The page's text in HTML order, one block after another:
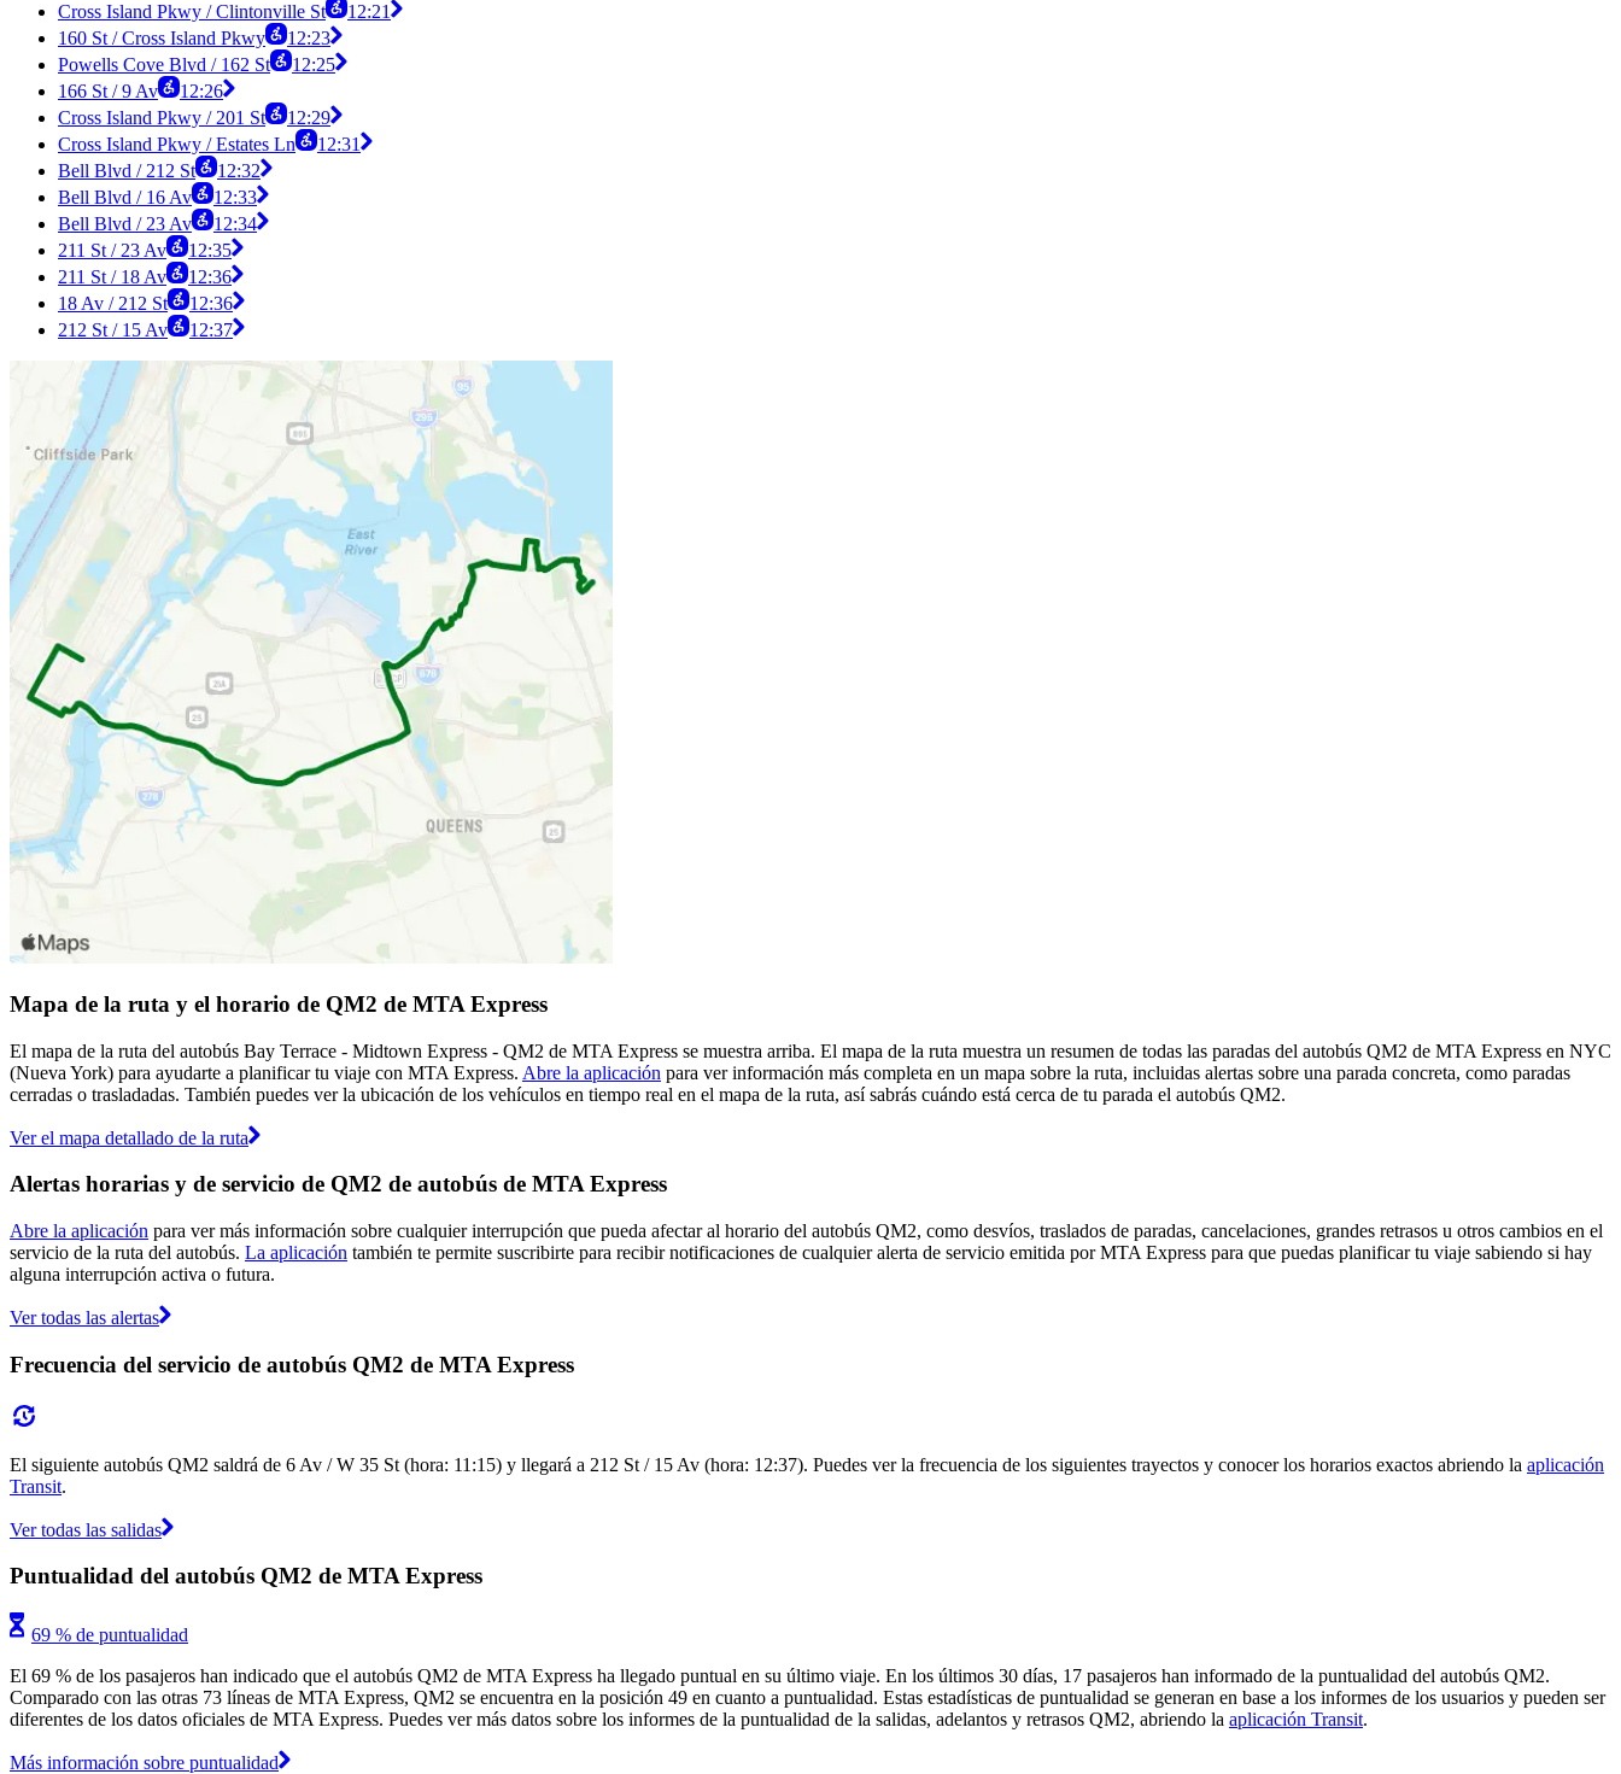
Cross Island Pkwy / Clintonville St
12:21
160 St / Cross Island Pkwy
12:23
Powells Cove Blvd / 162 St
12:25
166 St / 9 Av
12:26
Cross Island Pkwy / 201 St
12:29
Cross Island Pkwy / Estates Ln
12:31
Bell Blvd / 212 St
12:32
Bell Blvd / 16 Av
12:33
Bell Blvd / 23 Av
12:34
211 St / 23 Av
12:35
211 St / 18 Av
12:36
18 Av / 212 St
12:36
212 St / 15 Av
12:37
Mapa de la ruta y el horario de QM2 de MTA Express
El mapa de la ruta del autobús Bay Terrace - Midtown Express - QM2 de MTA Express se muestra arriba. El mapa de la ruta muestra un resumen de todas las paradas del autobús QM2 de MTA Express en NYC
(Nueva York) para ayudarte a planificar tu viaje con MTA Express. Abre la aplicación para ver información más completa en un mapa sobre la ruta, incluidas alertas sobre una parada concreta, como paradas
cerradas o trasladadas. También puedes ver la ubicación de los vehículos en tiempo real en el mapa de la ruta, así sabrás cuándo está cerca de tu parada el autobús QM2.
Ver el mapa detallado de la ruta
Alertas horarias y de servicio de QM2 de autobús de MTA Express
Abre la aplicación para ver más información sobre cualquier interrupción que pueda afectar al horario del autobús QM2, como desvíos, traslados de paradas, cancelaciones, grandes retrasos u otros cambios en el
servicio de la ruta del autobús. La aplicación también te permite suscribirte para recibir notificaciones de cualquier alerta de servicio emitida por MTA Express para que puedas planificar tu viaje sabiendo si hay
alguna interrupción activa o futura.
Ver todas las alertas
Frecuencia del servicio de autobús QM2 de MTA Express
El siguiente autobús QM2 saldrá de 6 Av / W 35 St (hora: 11:15) y llegará a 212 St / 15 Av (hora: 12:37). Puedes ver la frecuencia de los siguientes trayectos y conocer los horarios exactos abriendo la aplicación
Transit.
Ver todas las salidas
Puntualidad del autobús QM2 de MTA Express
69 % de puntualidad
El 69 % de los pasajeros han indicado que el autobús QM2 de MTA Express ha llegado puntual en su último viaje. En los últimos 30 días, 17 pasajeros han informado de la puntualidad del autobús QM2.
Comparado con las otras 73 líneas de MTA Express, QM2 se encuentra en la posición 49 en cuanto a puntualidad. Estas estadísticas de puntualidad se generan en base a los informes de los usuarios y pueden ser
diferentes de los datos oficiales de MTA Express. Puedes ver más datos sobre los informes de la puntualidad de la salidas, adelantos y retrasos QM2, abriendo la aplicación Transit.
Más información sobre puntualidad